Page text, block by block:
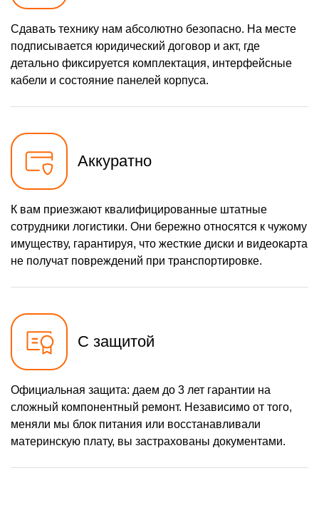
Сдавать технику нам абсолютно безопасно. На месте
подписывается юридический договор и акт, где
детально фиксируется комплектация, интерфейсные
кабели и состояние панелей корпуса.
Аккуратно
К вам приезжают квалифицированные штатные
сотрудники логистики. Они бережно относятся к чужому
имуществу, гарантируя, что жесткие диски и видеокарта
не получат повреждений при транспортировке.
С защитой
Официальная защита: даем до 3 лет гарантии на
сложный компонентный ремонт. Независимо от того,
меняли мы блок питания или восстанавливали
материнскую плату, вы застрахованы документами.